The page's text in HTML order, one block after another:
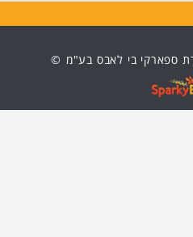
ספארקי בי לאבס בע"מ ©